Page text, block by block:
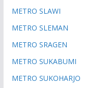
METRO SLAWI
METRO SLEMAN
METRO SRAGEN
METRO SUKABUMI
METRO SUKOHARJO